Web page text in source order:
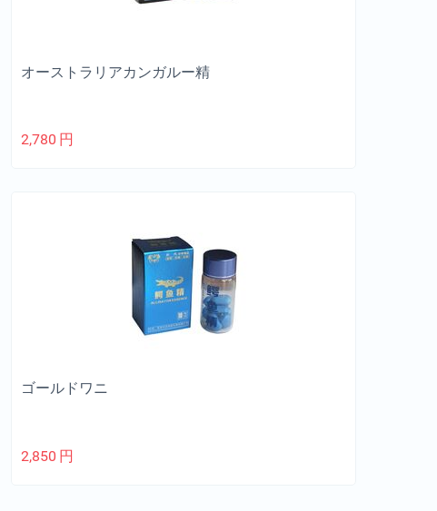
オーストラリアカンガルー精
2,780 円
ゴールドワニ
2,850 円